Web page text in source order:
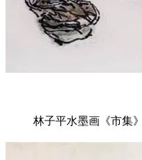
林子平水墨画《市集